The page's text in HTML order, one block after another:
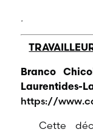
.
Branco
Laurentides-
https://
Cette